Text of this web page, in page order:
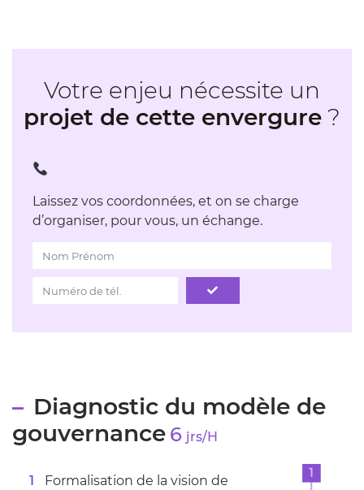
Votre enjeu nécessite un
projet de cette envergure ?
Laissez vos coordonnées, et on se charge
d’organiser, pour vous, un échange.
Diagnostic du modèle de
gouvernance 6 jrs/H
Formalisation de la vision de